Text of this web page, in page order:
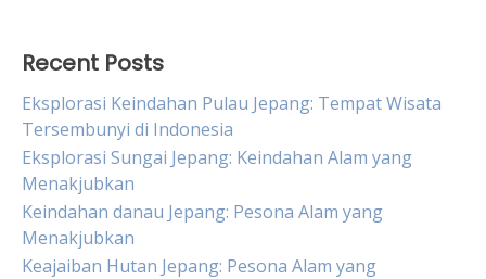
Recent Posts
Eksplorasi Keindahan Pulau Jepang: Tempat Wisata
Tersembunyi di Indonesia
Eksplorasi Sungai Jepang: Keindahan Alam yang
Menakjubkan
Keindahan danau Jepang: Pesona Alam yang
Menakjubkan
Keajaiban Hutan Jepang: Pesona Alam yang